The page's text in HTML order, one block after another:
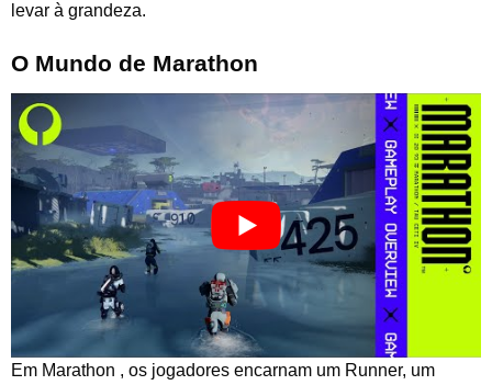
levar à grandeza.
O Mundo de Marathon
Em Marathon , os jogadores encarnam um Runner, um